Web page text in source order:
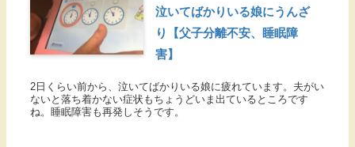
泣いてばかりいる娘にうんざ
り【父子分離不安、睡眠障
害】
2日くらい前から、泣いてばかりいる娘に疲れています。夫がい
ないと落ち着かない症状もちょうどいま出ているところです
ね。睡眠障害も再発しそうです。